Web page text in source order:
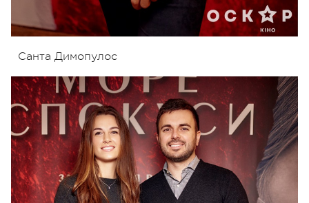
Санта Димопулос